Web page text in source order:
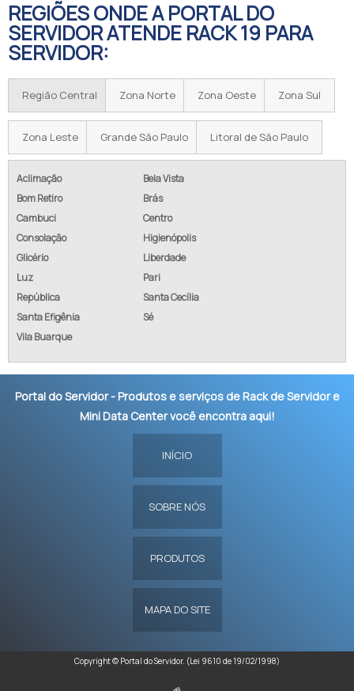
REGIÕES ONDE A PORTAL DO
SERVIDOR ATENDE RACK 19 PARA
SERVIDOR:
Região Central Zona Norte Zona Oeste Zona Sul
Zona Leste Grande São Paulo Litoral de São Paulo
Aclimação
Bela Vista
Bom Retiro
Brás
Cambuci
Centro
Consolação
Higienópolis
Glicério
Liberdade
Luz
Pari
República
Santa Cecília
Santa Efigênia
Sé
Vila Buarque
Portal do Servidor - Produtos e serviços de Rack de Servidor e
Mini Data Center você encontra aqui!
INÍCIO
SOBRE NÓS
PRODUTOS
MAPA DO SITE
Copyright © Portal do Servidor. (Lei 9610 de 19/02/1998)